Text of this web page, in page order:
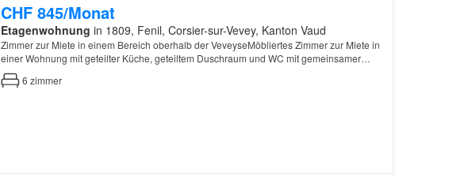
CHF 845/Monat
Etagenwohnung in 1809, Fenil, Corsier-sur-Vevey, Kanton Vaud
Zimmer zur Miete in einem Bereich oberhalb der VeveyseMöbliertes Zimmer zur Miete in
einer Wohnung mit geteilter Küche, geteiltem Duschraum und WC mit gemeinsamer
Waschmaschine…
6 zimmer